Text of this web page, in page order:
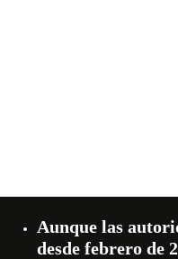
Aunque las
desde febrero de